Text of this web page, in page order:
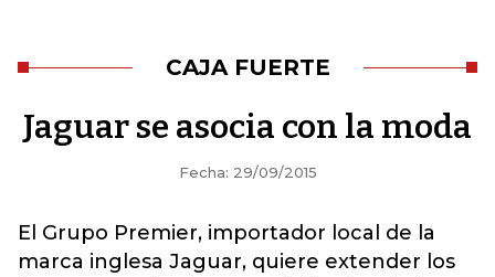
CAJA FUERTE
Jaguar se asocia con la moda
Fecha: 29/09/2015
El Grupo Premier, importador local de la
marca inglesa Jaguar, quiere extender los